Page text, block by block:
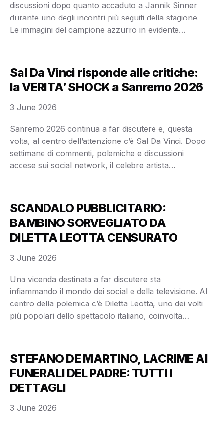
discussioni dopo quanto accaduto a Jannik Sinner
durante uno degli incontri più seguiti della stagione.
Le immagini del campione azzurro in evidente
sarebbe accaduto nel corso di una …
Sal Da Vinci risponde alle critiche:
la VERITA’ SHOCK a Sanremo 2026
Sanremo 2026 continua a far discutere e, questa
volta, al centro dell’attenzione c’è Sal Da Vinci. Dopo
settimane di commenti, polemiche e discussioni
accese sui social network, il celebre artista
partecipazione al Festival. Negli ultimi giorni, infatti, il
suo nome è …
3 June 2026
SCANDALO PUBBLICITARIO:
BAMBINO SORVEGLIATO DA
DILETTA LEOTTA CENSURATO
Una vicenda destinata a far discutere sta
infiammando il mondo dei social e della televisione. Al
centro della polemica c’è Diletta Leotta, uno dei volti
più popolari dello spettacolo italiano, coinvolta
attirato l’attenzione di migliaia di utenti. Tutto sarebbe
nato dalla …
3 June 2026
STEFANO DE MARTINO, LACRIME AI
FUNERALI DEL PADRE: TUTTI I
DETTAGLI
3 June 2026